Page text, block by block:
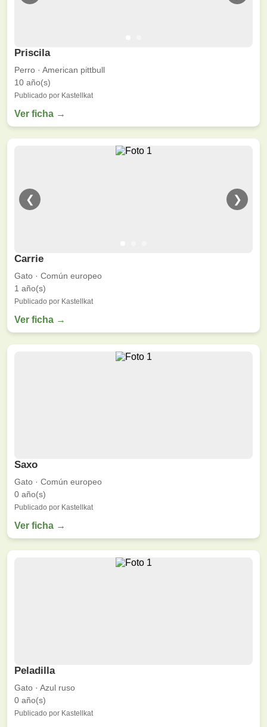
Priscila
Perro · American pittbull
10 año(s)
Publicado por Kastellkat
Ver ficha →
❮ ❯
Carrie
Gato · Común europeo
1 año(s)
Publicado por Kastellkat
Ver ficha →
Saxo
Gato · Común europeo
0 año(s)
Publicado por Kastellkat
Ver ficha →
Peladilla
Gato · Azul ruso
0 año(s)
Publicado por Kastellkat